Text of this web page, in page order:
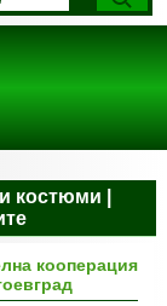
костюми |
кооперация